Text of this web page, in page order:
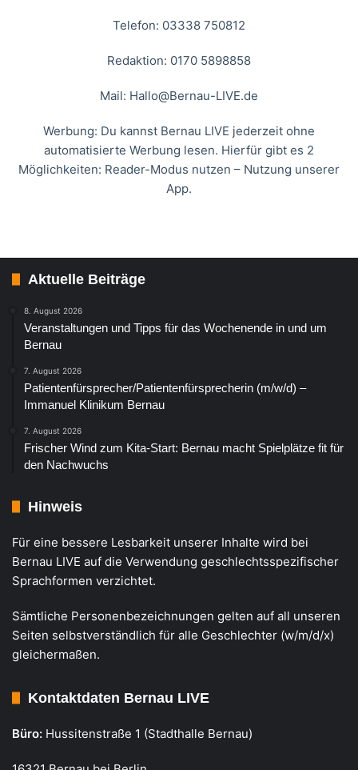
Telefon: 03338 750812
Redaktion: 0170 5898858
Mail: Hallo@Bernau-LIVE.de
Werbung: Du kannst Bernau LIVE jederzeit ohne
automatisierte Werbung lesen. Hierfür gibt es 2
Möglichkeiten: Reader-Modus nutzen – Nutzung unserer
App.
Aktuelle Beiträge
8. August 2026
Veranstaltungen und Tipps für das Wochenende in und um
Bernau
7. August 2026
Patientenfürsprecher/Patientenfürsprecherin (m/w/d) –
Immanuel Klinikum Bernau
7. August 2026
Frischer Wind zum Kita-Start: Bernau macht Spielplätze fit für
den Nachwuchs
Hinweis
Für eine bessere Lesbarkeit unserer Inhalte wird bei
Bernau LIVE auf die Verwendung geschlechtsspezifischer
Sprachformen verzichtet.
Sämtliche Personenbezeichnungen gelten auf all unseren
Seiten selbstverständlich für alle Geschlechter (w/m/d/x)
gleichermaßen.
Kontaktdaten Bernau LIVE
Büro: Hussitenstraße 1 (Stadthalle Bernau)